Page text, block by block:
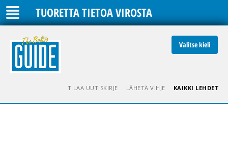
TUORETTA TIETOA VIROSTA
Valitse kieli
TILAA UUTISKIRJE LÄHETÄ VIHJE KAIKKI LEHDET